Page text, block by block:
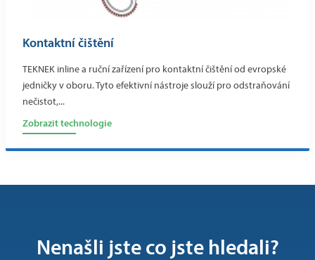
Kontaktní čištění
TEKNEK inline a ruční zařízení pro kontaktní čištění od evropské
jedničky v oboru. Tyto efektivní nástroje slouží pro odstraňování
nečistot,...
Zobrazit technologie
Nenašli jste co jste hledali?